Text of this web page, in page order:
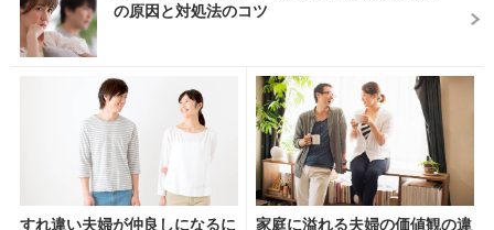
の原因と対処法のコツ
すれ違い夫婦が仲良しになるに
家庭に溢れる夫婦の価値観の違